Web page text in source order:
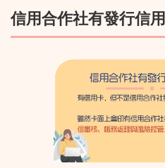
信用合作社有發行信